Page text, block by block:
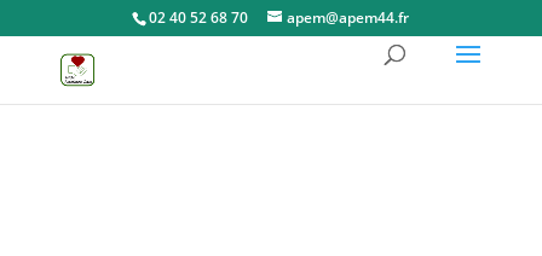
02 40 52 68 70 apem@apem44.fr